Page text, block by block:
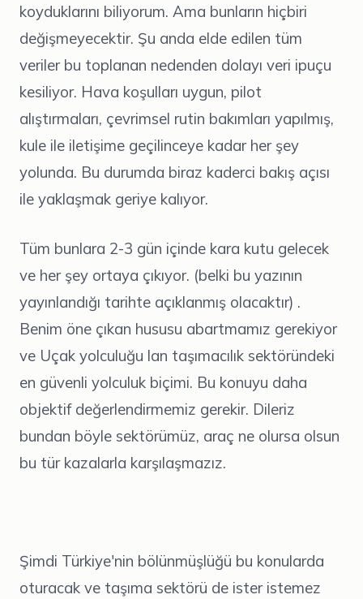
koyduklarını biliyorum. Ama bunların hiçbiri
değişmeyecektir. Şu anda elde edilen tüm
veriler bu toplanan nedenden dolayı veri ipuçu
kesiliyor. Hava koşulları uygun, pilot
alıştırmaları, çevrimsel rutin bakımları yapılmış,
kule ile iletişime geçilinceye kadar her şey
yolunda. Bu durumda biraz kaderci bakış açısı
ile yaklaşmak geriye kalıyor.
Tüm bunlara 2-3 gün içinde kara kutu gelecek
ve her şey ortaya çıkıyor. (belki bu yazının
yayınlandığı tarihte açıklanmış olacaktır) .
Benim öne çıkan hususu abartmamız gerekiyor
ve Uçak yolculuğu lan taşımacılık sektöründeki
en güvenli yolculuk biçimi. Bu konuyu daha
objektif değerlendirmemiz gerekir. Dileriz
bundan böyle sektörümüz, araç ne olursa olsun
bu tür kazalarla karşılaşmazız.
Şimdi Türkiye'nin bölünmüşlüğü bu konularda
oturacak ve taşıma sektörü de ister istemez